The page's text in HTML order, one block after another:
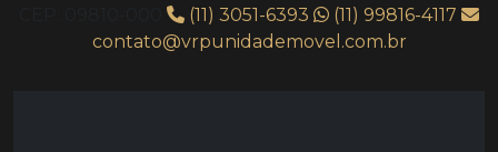
(11) 3051-6393
(11) 99816-4117
contato@vrpunidademovel.com.br